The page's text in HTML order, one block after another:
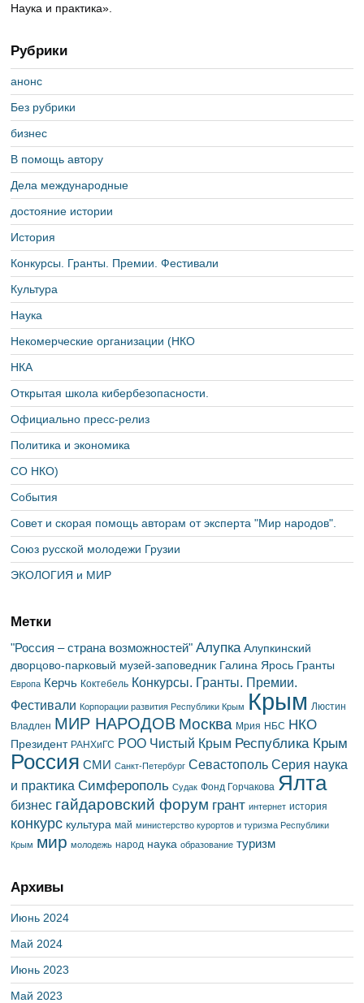
Наука и практика».
Рубрики
анонс
Без рубрики
бизнес
В помощь автору
Дела международные
достояние истории
История
Конкурсы. Гранты. Премии. Фестивали
Культура
Наука
Некомерческие организации (НКО
НКА
Открытая школа кибербезопасности.
Официально пресс-релиз
Политика и экономика
СО НКО)
События
Совет и скорая помощь авторам от эксперта "Мир народов".
Союз русской молодежи Грузии
ЭКОЛОГИЯ и МИР
Метки
"Россия – страна возможностей" Алупка Алупкинский
дворцово-парковый музей-заповедник Галина Ярось Гранты
Европа Керчь Коктебель Конкурсы. Гранты. Премии.
Фестивали Корпорации развития Республики Крым Крым Люстин
Владлен МИР НАРОДОВ Москва Мрия НБС НКО
Президент РАНХиГС РОО Чистый Крым Республика Крым
Россия СМИ Санкт-Петербург Севастополь Серия наука
и практика Симферополь Судак Фонд Горчакова Ялта
бизнес гайдаровский форум грант интернет история
конкурс культура май министерство курортов и туризма Республики
Крым мир молодежь народ наука образование туризм
Архивы
Июнь 2024
Май 2024
Июнь 2023
Май 2023